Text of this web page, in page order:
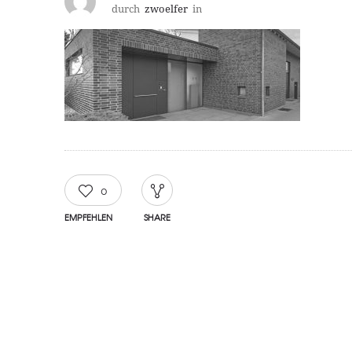
durch zwoelfer in
0
EMPFEHLEN SHARE